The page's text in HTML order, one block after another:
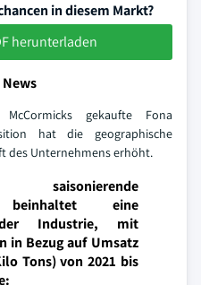
in diesem Markt?
herunterladen
gekaufte Fona
hat die geographische
des Unternehmens erhöht.
beinhaltet eine
der Industrie, mit
in Bezug auf Umsatz
Tons) von 2021 bis